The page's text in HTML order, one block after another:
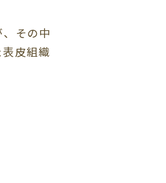
その中
皮組織